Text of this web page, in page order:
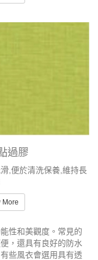
過膠
,便於清洗保養,維持長
More
性和美觀度。常見的
，還具有良好的防水
些風衣會選用具有透